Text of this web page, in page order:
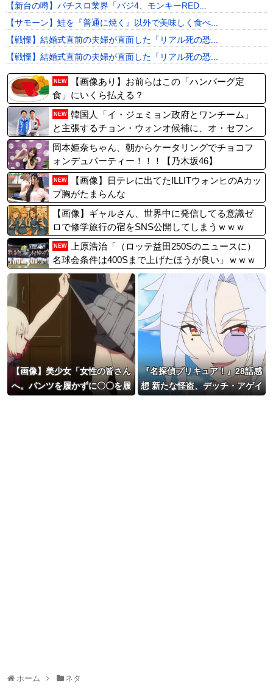
【新台の噂】パチスロ業界「バジ4、モンキーRED...
【サモーン】鮭を『普通に焼く』以外で美味しく食べ...
【戦慄】結婚式直前の夫婦が直面した「リアル死の恐...
【戦慄】結婚式直前の夫婦が直面した「リアル死の恐...
NEW
【画像あり】お前らはこの「ハンバーグ定
食」にいくら払える？
NEW 韓国人「イ・ジェミョン政府とワンチーム」
と主張するチョン・ウォンオ候補に、オ・セフン
候補は「最後の砦、ソウル」を訴える！
岡本姫奈ちゃん、朝からケータリングでチョコフ
ォンデュパーティー！！！【乃木坂46】
NEW
【画像】日テレに出てたILLITウォンヒのAカッ
プ胸がたまらんな
【画像】ギャルさん、世界中に発信してる意識ゼ
ロで修学旅行の宿をSNS公開してしまうｗｗｗ
【Pickup08082952】
NEW
上原浩治「（ロッテ益田250Sのニュースに）
名球会条件は400Sまで上げたほうが良い」ｗｗｗ
ｗｗｗｗｗ
【画像】美少女「女性の皆さん
へ。パンツを履かずに〇〇を履
『名探偵プリキュア！』28話感
想 新たな怪盗、デッチ・アゲイ
ホーム ネタ